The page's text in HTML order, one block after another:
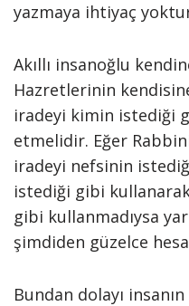
yazmaya ihtiyaç
Akıllı insanoğlu
Hazretlerinin
iradeyi kimin istediği
etmelidir. Eğer
iradeyi nefsinin
istediği gibi
gibi kullanmadıysa
şimdiden güzelce
Bundan dolayı